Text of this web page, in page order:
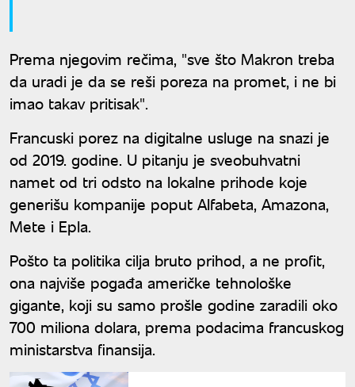
Prema njegovim rečima, "sve što Makron treba
da uradi je da se reši poreza na promet, i ne bi
imao takav pritisak".
Francuski porez na digitalne usluge na snazi je
od 2019. godine. U pitanju je sveobuhvatni
namet od tri odsto na lokalne prihode koje
generišu kompanije poput Alfabeta, Amazona,
Mete i Epla.
Pošto ta politika cilja bruto prihod, a ne profit,
ona najviše pogađa američke tehnološke
gigante, koji su samo prošle godine zaradili oko
700 miliona dolara, prema podacima francuskog
ministarstva finansija.